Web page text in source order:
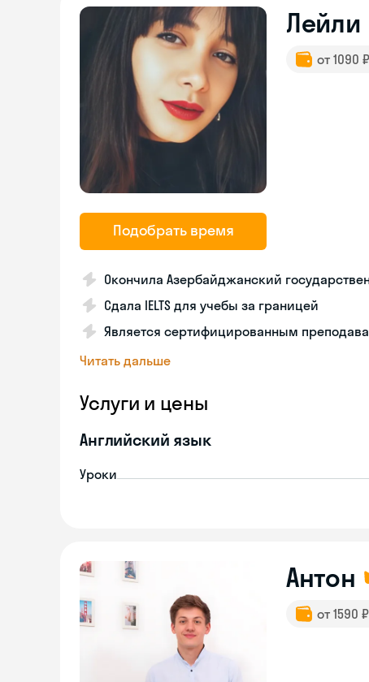
Подобрать время
Лейли
от 1090
Окончила Азербайджанский
Сдала IELTS для учебы за границей
Является сертифицированным
Читать дальше
Услуги и цены
Английский язык
Уроки
Антон
от 1590